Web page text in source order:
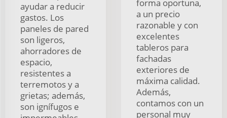
ayudar a reducir
gastos. Los
paneles de pared
son ligeros,
ahorradores de
espacio,
resistentes a
terremotos y a
grietas; además,
son ignífugos e
forma oportuna,
a un precio
razonable y con
excelentes
tableros para
fachadas
exteriores de
máxima calidad.
Además,
contamos con un
personal muy